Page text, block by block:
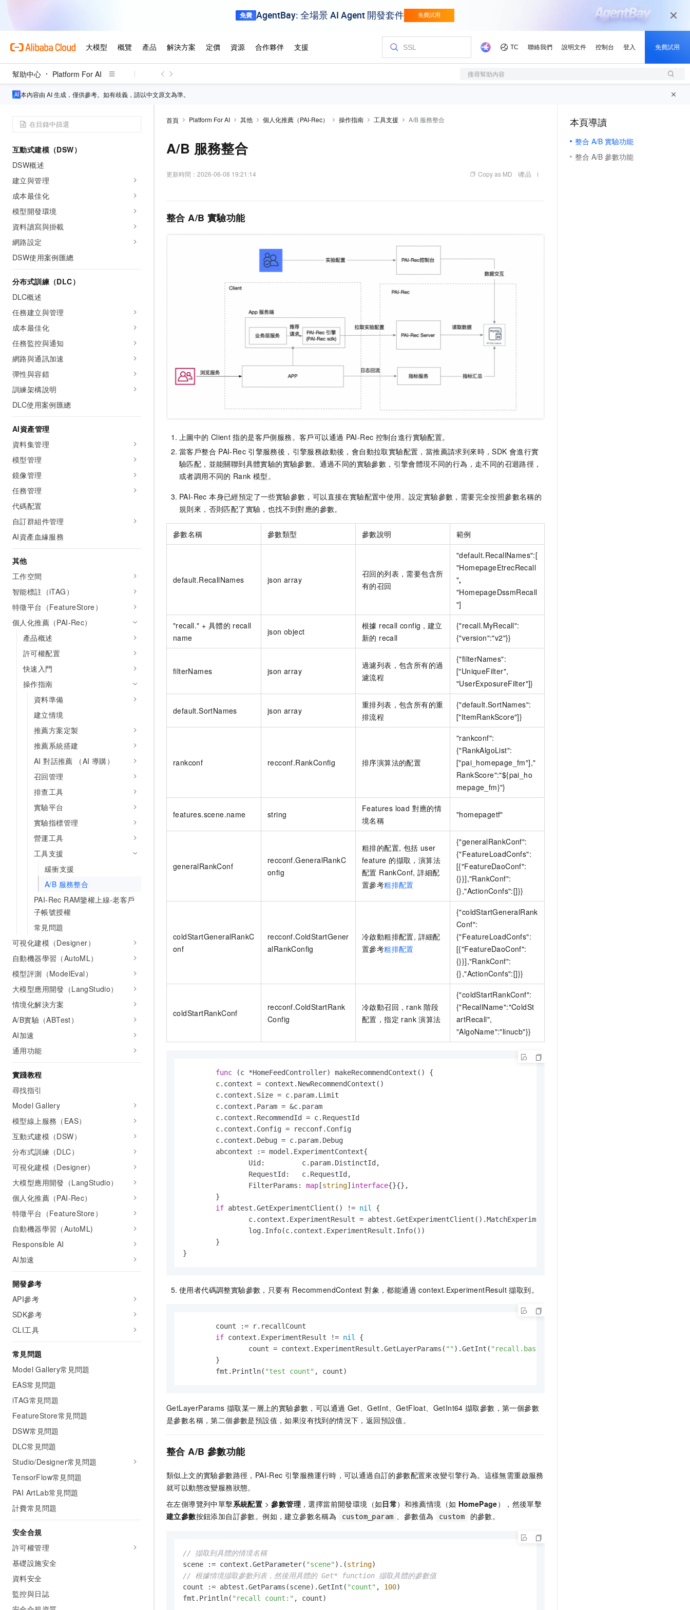
幫助中心 Platform For AI 搜尋幫助內容
本內容由 AI 生成，僅供參考。如有歧義，請以中文原文為準。
Auto Scaling
日誌監控與警示
發行管理
穩定保障
沙箱
EAS使用案例匯總
互動式建模（DSW）
DSW概述
建立與管理
成本最佳化
模型開發環境
資料讀寫與掛載
網路設定
DSW使用案例匯總
分布式訓練（DLC）
DLC概述
任務建立與管理
成本最佳化
任務監控與通知
網路與通訊加速
彈性與容錯
訓練架構說明
DLC使用案例匯總
AI資產管理
資料集管理
模型管理
鏡像管理
任務管理
代碼配置
自訂群組件管理
AI資產血緣服務
其他
工作空間
智能標註（iTAG）
特徵平台（FeatureStore）
個人化推薦（PAI-Rec）
產品概述
許可權配置
快速入門
操作指南
資料準備
建立情境
推薦方案定製
推薦系統搭建
AI 對話推薦 （AI 導購）
召回管理
排查工具
實驗平台
實驗指標管理
營運工具
工具支援
緩衝支援
A/B 服務整合
PAI-Rec RAM鑒權上線-老客戶
子帳號授權
常見問題
可視化建模（Designer）
自動機器學習（AutoML）
模型評測（ModelEval）
大模型應用開發（LangStudio）
情境化解決方案
A/B實驗（ABTest）
AI加速
通用功能
實踐教程
尋找指引
Model Gallery
模型線上服務（EAS）
互動式建模（DSW）
分布式訓練（DLC）
可視化建模（Designer)
大模型應用開發（LangStudio）
個人化推薦（PAI-Rec）
特徵平台（FeatureStore）
自動機器學習（AutoML)
Responsible AI
AI加速
開發參考
API參考
SDK參考
CLI工具
常見問題
Model Gallery常見問題
EAS常見問題
iTAG常見問題
FeatureStore常見問題
DSW常見問題
DLC常見問題
Studio/Designer常見問題
TensorFlow常見問題
PAI ArtLab常見問題
計費常見問題
安全合規
許可權管理
基礎設施安全
資料安全
監控與日誌
首頁 Platform For AI 其他 個人化推薦（PAI-Rec） 操作指南 工具支援 A/B 服務整合
A/B 服務整合
更新時間： 2026-06-08 19:21:14 Copy as MD 產品
整合 A/B 實驗功能
上圖中的 Client 指的是客戶側服務。客戶可以通過 PAI-Rec 控制台進行實驗配置。
當客戶整合 PAI-Rec 引擎服務後，引擎服務啟動後，會自動拉取實驗配置，當推薦請求到來時，SDK 會進行實
驗匹配，並能關聯到具體實驗的實驗參數。通過不同的實驗參數，引擎會體現不同的行為，走不同的召迴路徑，
或者調用不同的 Rank 模型。
PAI-Rec 本身已經預定了一些實驗參數，可以直接在實驗配置中使用。設定實驗參數，需要完全按照參數名稱的
規則來，否則匹配了實驗，也找不到對應的參數。
參數名稱 參數類型 參數說明 範例
default.RecallNames json array
召回的列表，需要包含所
有的召回
"default.RecallNames":[
"HomepageEtrecRecall
",
"HomepageDssmRecall
"]
"recall." + 具體的 recall
name
json object
根據 recall config , 建立
新的 recall
{"recall.MyRecall":
{"version":"v2"}}
filterNames json array
過濾列表，包含所有的過
濾流程
{"filterNames":
["UniqueFilter",
"UserExposureFilter"]}
default.SortNames json array
重排列表，包含所有的重
排流程
{"default.SortNames":
["ItemRankScore"]}
rankconf recconf.RankConfig 排序演算法的配置
"rankconf":
{"RankAlgoList":
["pai_homepage_fm"],"
RankScore":"${pai_ho
mepage_fm}"}
features.scene.name string
Features load 對應的情
境名稱
"homepagetf"
generalRankConf
recconf.GeneralRankC
onfig
粗排的配置, 包括 user
feature 的擷取，演算法
配置 RankConf, 詳細配
置參考粗排配置
{"generalRankConf":
{"FeatureLoadConfs":
[{"FeatureDaoConf":
{}}],"RankConf":
{},"ActionConfs":[]}}
coldStartGeneralRankC
onf
recconf.ColdStartGener
alRankConfig
冷啟動粗排配置, 詳細配
置參考粗排配置
{"coldStartGeneralRank
Conf":
{"FeatureLoadConfs":
[{"FeatureDaoConf":
{}}],"RankConf":
{},"ActionConfs":[]}}
coldStartRankConf
recconf.ColdStartRank
Config
冷啟動召回，rank 階段
配置，指定 rank 演算法
{"coldStartRankConf":
{"RecallName":"ColdSt
artRecall",
"AlgoName":"linucb"}}
func (c *HomeFeedController)
makeRecommendContext() {
        c.context = context.NewRecommendContext()
        c.context.Size = c.param.Limit
        c.context.Param = &c.param
        c.context.RecommendId = c.RequestId
        c.context.Config = recconf.Config
        c.context.Debug = c.param.Debug
        abcontext := model.ExperimentContext{
                Uid:         c.param.DistinctId,
                RequestId:   c.RequestId,
                FilterParams:
map [string] interface{}{},
        }
if abtest.GetExperimentClient() != nil
{
                c.context.ExperimentResult = abtest.GetExperimentClient().MatchExperiment(c.param.SceneId, &abcontext)
                log.Info(c.context.ExperimentResult.Info())
        }
}
使用者代碼調整實驗參數，只要有 RecommendContext 對象，都能通過 context.ExperimentResult 擷取到。
        count := r.recallCount
if context.ExperimentResult != nil
{
                count = context.ExperimentResult.GetLayerParams(
"" ).GetInt( "recall.base.count"
        }
        fmt.Println(
"test count" , count)
GetLayerParams 擷取某一層上的實驗參數，可以通過 Get、GetInt、GetFloat、GetInt64 擷取參數，第一個參數
是參數名稱，第二個參數是預設值，如果沒有找到的情況下，返回預設值。
整合 A/B 參數功能
類似上文的實驗參數路徑，PAI-Rec 引擎服務運行時，可以通過自訂的參數配置來改變引擎行為。這樣無需重啟服務
就可以動態改變服務狀態。
在左側導覽列中單擊系統配置 >參數管理 ，選擇當前開發環境（如日常）和推薦情境（如 HomePage），然後單擊
建立參數按鈕添加自訂參數。例如，建立參數名稱為 custom_param 、參數值為 custom 的參數。
// 擷取到具體的情境名稱
scene := context.GetParameter( "scene" ).(string
// 根據情境擷取參數列表，然後用具體的 Get* function 擷取具體的參數值
count := abtest.GetParams(scene).GetInt( "count" , 100)
fmt.Println( "recall count:" , count)
本頁導讀
整合 A/B 實驗功能
整合 A/B 參數功能